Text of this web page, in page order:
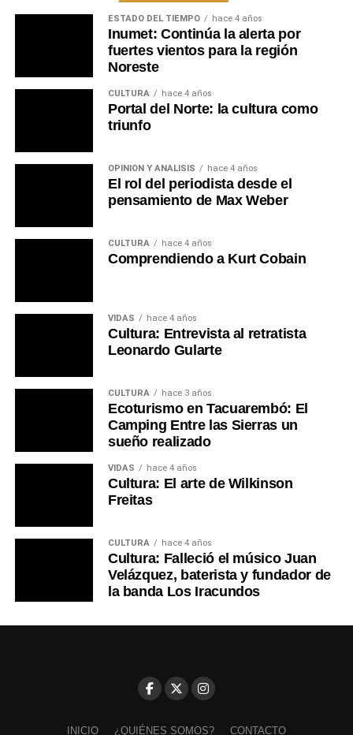
ESTADO DEL TIEMPO hace 4 años
Inumet: Continúa la alerta por
fuertes vientos para la región
Noreste
CULTURA hace 4 años
Portal del Norte: la cultura como
triunfo
OPINIÓN Y ANÁLISIS hace 4 años
El rol del periodista desde el
pensamiento de Max Weber
CULTURA hace 4 años
Comprendiendo a Kurt Cobain
VIDAS hace 4 años
Cultura: Entrevista al retratista
Leonardo Gularte
CULTURA hace 3 años
Ecoturismo en Tacuarembó: El
Camping Entre las Sierras un
sueño realizado
VIDAS hace 4 años
Cultura: El arte de Wilkinson
Freitas
CULTURA hace 4 años
Cultura: Falleció el músico Juan
Velázquez, baterista y fundador de
la banda Los Iracundos
INICIO ¿QUIÉNES SOMOS? CONTACTO